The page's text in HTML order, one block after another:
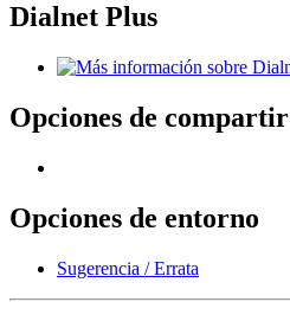
Dialnet Plus
Opciones de compartir
Opciones de entorno
Sugerencia / Errata